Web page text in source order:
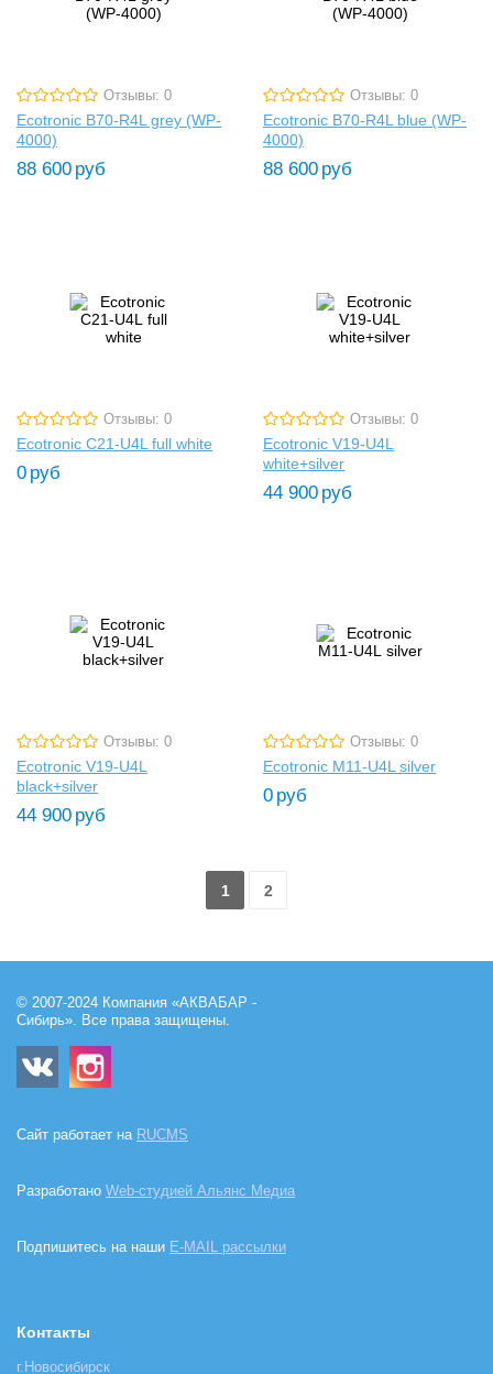
Отзывы: 0
Ecotronic B70-R4L grey (WP-
4000)
88 600 руб
Отзывы: 0
Ecotronic B70-R4L blue (WP-
4000)
88 600 руб
Отзывы: 0
Ecotronic C21-U4L full white
0 руб
Отзывы: 0
Ecotronic V19-U4L
white+silver
44 900 руб
Отзывы: 0
Ecotronic V19-U4L
black+silver
44 900 руб
Отзывы: 0
Ecotronic M11-U4L silver
0 руб
1 2
© 2007-2024 Компания «АКВАБАР -
Сибирь». Все права защищены.
Сайт работает на RUCMS
Разработано Web-студией Альянс Медиа
Подпишитесь на наши E-MAIL рассылки
Контакты
г.Новосибирск